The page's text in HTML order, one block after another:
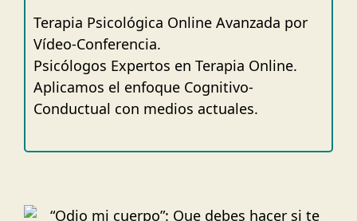
Terapia Psicológica Online Avanzada por
Vídeo-Conferencia.
Psicólogos Expertos en Terapia Online.
Aplicamos el enfoque Cognitivo-
Conductual con medios actuales.